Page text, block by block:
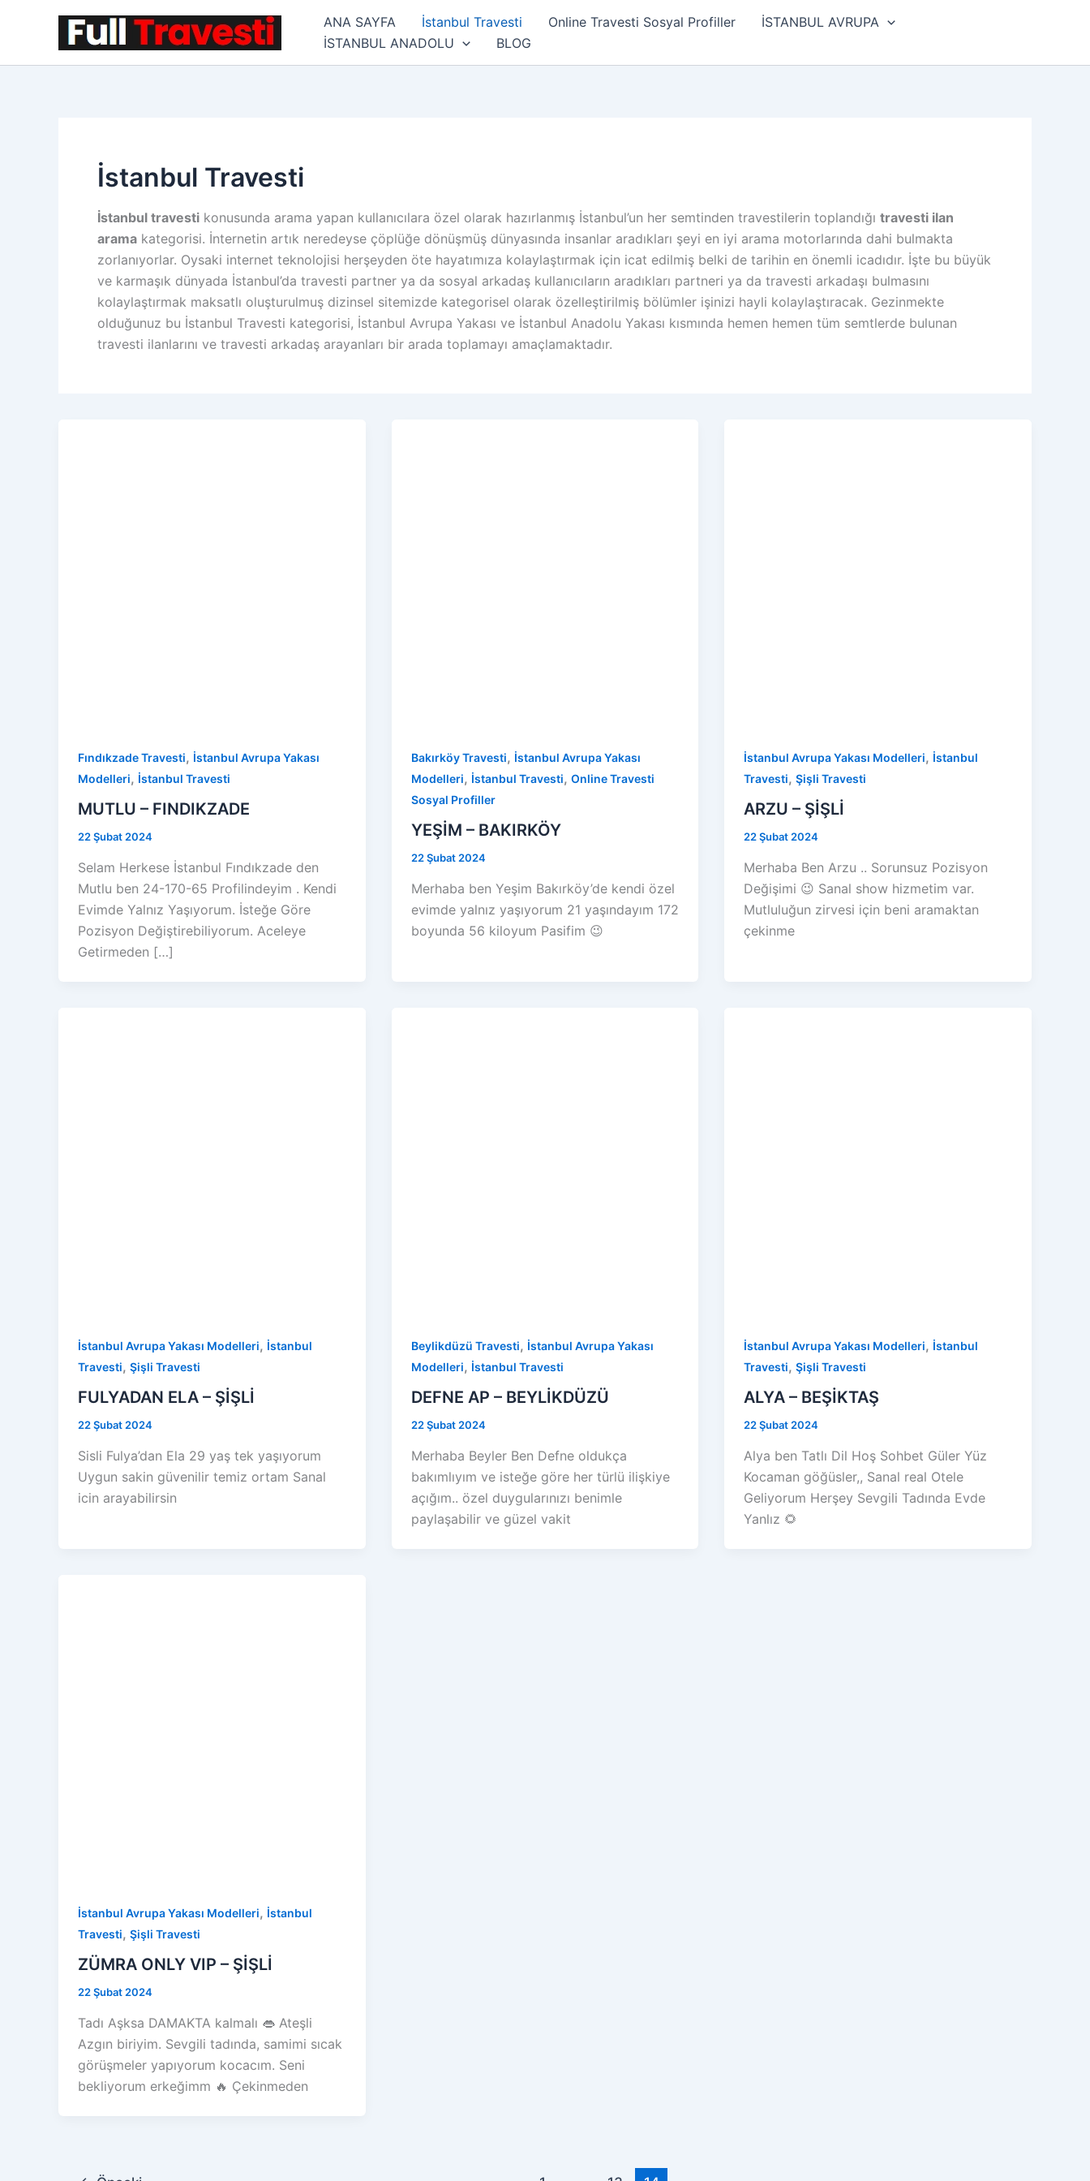
ANA SAYFA İstanbul Travesti Online Travesti Sosyal Profiller
İSTANBUL AVRUPA
İSTANBUL ANADOLU
BLOG
İstanbul Travesti
İstanbul travesti konusunda arama yapan kullanıcılara özel olarak hazırlanmış İstanbul’un her semtinden travestilerin toplandığı travesti ilan
arama kategorisi. İnternetin artık neredeyse çöplüğe dönüşmüş dünyasında insanlar aradıkları şeyi en iyi arama motorlarında dahi bulmakta
zorlanıyorlar. Oysaki internet teknolojisi herşeyden öte hayatımıza kolaylaştırmak için icat edilmiş belki de tarihin en önemli icadıdır. İşte bu büyük
ve karmaşık dünyada İstanbul’da travesti partner ya da sosyal arkadaş kullanıcıların aradıkları partneri ya da travesti arkadaşı bulmasını
kolaylaştırmak maksatlı oluşturulmuş dizinsel sitemizde kategorisel olarak özelleştirilmiş bölümler işinizi hayli kolaylaştıracak. Gezinmekte
olduğunuz bu İstanbul Travesti kategorisi, İstanbul Avrupa Yakası ve İstanbul Anadolu Yakası kısmında hemen hemen tüm semtlerde bulunan
travesti ilanlarını ve travesti arkadaş arayanları bir arada toplamayı amaçlamaktadır.
Fındıkzade Travesti, İstanbul Avrupa Yakası
Modelleri, İstanbul Travesti
MUTLU – FINDIKZADE
22 Şubat 2024
Selam Herkese İstanbul Fındıkzade den
Mutlu ben 24-170-65 Profilindeyim . Kendi
Evimde Yalnız Yaşıyorum. İsteğe Göre
Pozisyon Değiştirebiliyorum. Aceleye
Getirmeden […]
Bakırköy Travesti, İstanbul Avrupa Yakası
Modelleri, İstanbul Travesti, Online Travesti
Sosyal Profiller
YEŞİM – BAKIRKÖY
22 Şubat 2024
Merhaba ben Yeşim Bakırköy’de kendi özel
evimde yalnız yaşıyorum 21 yaşındayım 172
boyunda 56 kiloyum Pasifim 😉
İstanbul Avrupa Yakası Modelleri, İstanbul
Travesti,Şişli Travesti
ARZU – ŞİŞLİ
22 Şubat 2024
Merhaba Ben Arzu .. Sorunsuz Pozisyon
Değişimi 😉 Sanal show hizmetim var.
Mutluluğun zirvesi için beni aramaktan
çekinme
İstanbul Avrupa Yakası Modelleri, İstanbul
Travesti, Şişli Travesti
FULYADAN ELA – ŞİŞLİ
22 Şubat 2024
Sisli Fulya’dan Ela 29 yaş tek yaşıyorum
Uygun sakin güvenilir temiz ortam Sanal
icin arayabilirsin
Beylikdüzü Travesti, İstanbul Avrupa Yakası
Modelleri, İstanbul Travesti
DEFNE AP – BEYLİKDÜZÜ
22 Şubat 2024
Merhaba Beyler Ben Defne oldukça
bakımlıyım ve isteğe göre her türlü ilişkiye
açığım.. özel duygularınızı benimle
paylaşabilir ve güzel vakit
İstanbul Avrupa Yakası Modelleri, İstanbul
Travesti,Şişli Travesti
ALYA – BEŞİKTAŞ
22 Şubat 2024
Alya ben Tatlı Dil Hoş Sohbet Güler Yüz
Kocaman göğüsler,, Sanal real Otele
Geliyorum Herşey Sevgili Tadında Evde
Yanlız 🌻
İstanbul Avrupa Yakası Modelleri, İstanbul
Travesti, Şişli Travesti
ZÜMRA ONLY VIP – ŞİŞLİ
22 Şubat 2024
Tadı Aşksa DAMAKTA kalmalı 👄 Ateşli
Azgın biriyim. Sevgili tadında, samimi sıcak
görüşmeler yapıyorum kocacım. Seni
bekliyorum erkeğimm 🔥 Çekinmeden